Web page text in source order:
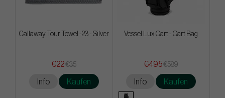
Callaway Tour Towel -23 - Silver
€22€35
Info Kaufen
Vessel Lux Cart - Cart Bag
€495€589
Info Kaufen